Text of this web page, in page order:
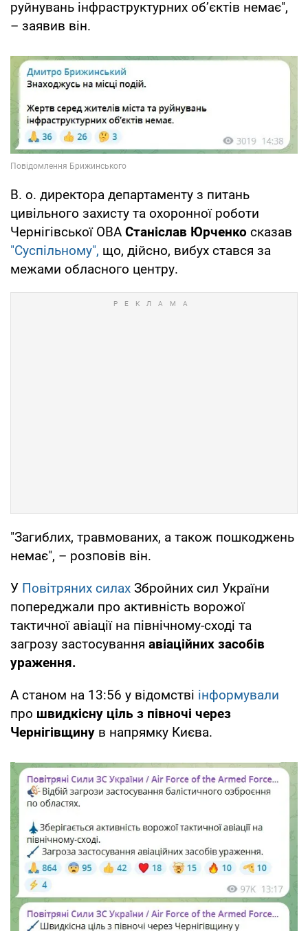
руйнувань інфраструктурних обʼєктів немає",
– заявив він.
В. о. директора департаменту з питань
цивільного захисту та охоронної роботи
Чернігівської ОВА Станіслав Юрченко сказав
"Суспільному", що, дійсно, вибух стався за
межами обласного центру.
"Загиблих, травмованих, а також пошкоджень
немає", – розповів він.
У Повітряних силах Збройних сил України
попереджали про активність ворожої
тактичної авіації на північному-сході та
загрозу застосування авіаційних засобів
ураження.
А станом на 13:56 у відомстві інформували
про швидкісну ціль з півночі через
Чернігівщину в напрямку Києва.